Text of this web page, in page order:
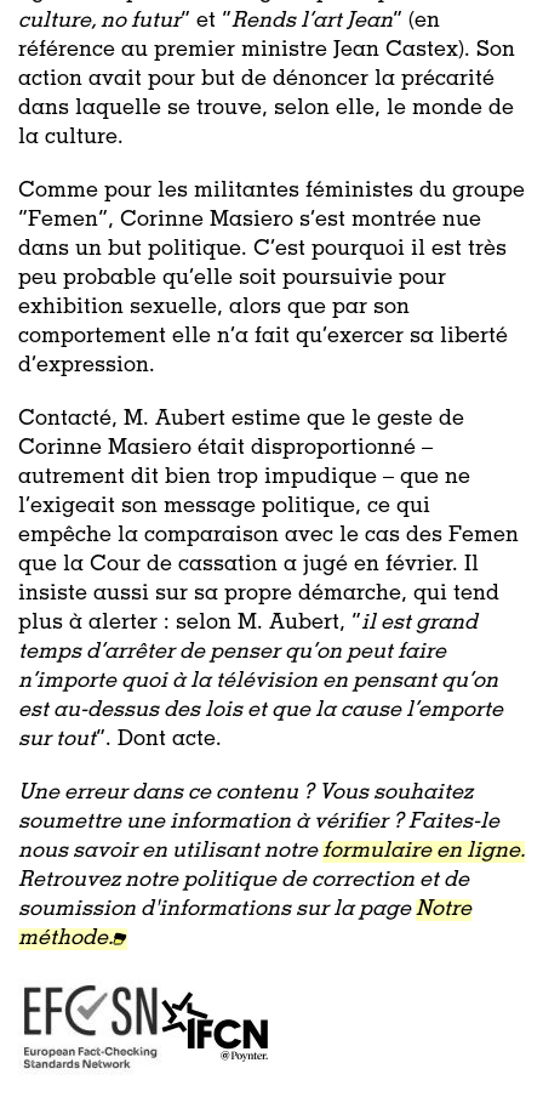
culture, no futur” et “Rends l’art Jean” (en
référence au premier ministre Jean Castex). Son
action avait pour but de dénoncer la précarité
dans laquelle se trouve, selon elle, le monde de
la culture.
Comme pour les militantes féministes du groupe
“Femen”, Corinne Masiero s’est montrée nue
dans un but politique. C’est pourquoi il est très
peu probable qu’elle soit poursuivie pour
exhibition sexuelle, alors que par son
comportement elle n’a fait qu’exercer sa liberté
d’expression.
Contacté, M. Aubert estime que le geste de
Corinne Masiero était disproportionné –
autrement dit bien trop impudique – que ne
l’exigeait son message politique, ce qui
empêche la comparaison avec le cas des Femen
que la Cour de cassation a jugé en février. Il
insiste aussi sur sa propre démarche, qui tend
plus à alerter : selon M. Aubert, “il est grand
temps d’arrêter de penser qu’on peut faire
n’importe quoi à la télévision en pensant qu’on
est au-dessus des lois et que la cause l’emporte
sur tout”. Dont acte.
Une erreur dans ce contenu ? Vous souhaitez
soumettre une information à vérifier ? Faites-le
nous savoir en utilisant notreformulaire en ligne.
Retrouvez notre politique de correction et de
soumission d'informations sur la pageNotre
méthode.